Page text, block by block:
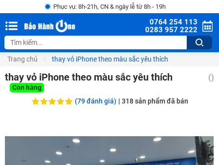
Phục vụ: 8h-21h, CN & ngày lễ từ 8h - 19h
0764 254 113
0283 957 2222
Trang chủ thay vỏ iPhone theo màu sắc yêu thích
thay vỏ iPhone theo màu sắc yêu thích ()
Còn hàng
(79 đánh giá) | 318sản phẩm đã bán